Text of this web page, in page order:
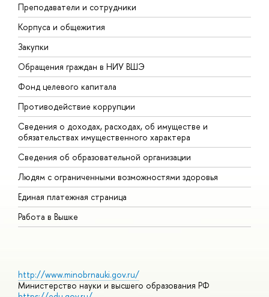
Преподаватели и сотрудники
Корпуса и общежития
Закупки
Обращения граждан в НИУ ВШЭ
Фонд целевого капитала
Противодействие коррупции
Сведения о доходах, расходах, об имуществе и
обязательствах имущественного характера
Сведения об образовательной организации
Людям с ограниченными возможностями здоровья
Единая платежная страница
Работа в Вышке
http://www.minobrnauki.gov.ru/
Министерство науки и высшего образования РФ